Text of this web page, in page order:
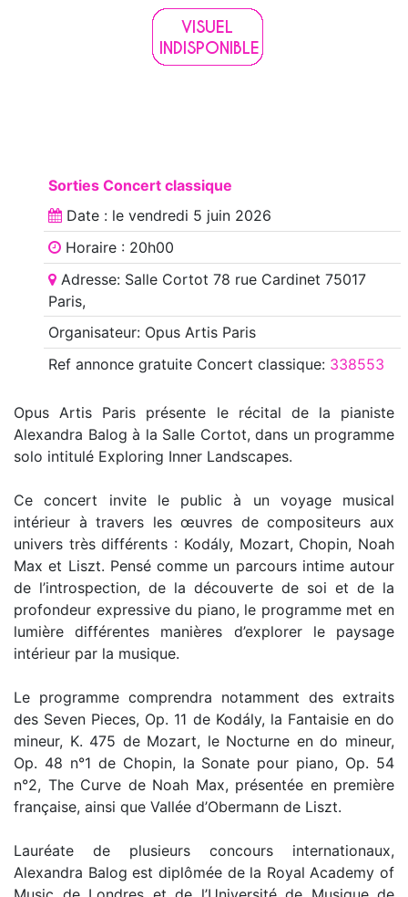
Sorties Concert classique
Date : le vendredi 5 juin 2026
Horaire : 20h00
Adresse: Salle Cortot 78 rue Cardinet 75017
Paris,
Organisateur: Opus Artis Paris
Ref annoncegratuite Concert classique: 338553
Opus Artis Paris présente le récital de la pianiste
Alexandra Balog à la Salle Cortot, dans un programme
solo intitulé Exploring Inner Landscapes.
Ce concert invite le public à un voyage musical
intérieur à travers les œuvres de compositeurs aux
univers très différents : Kodály, Mozart, Chopin, Noah
Max et Liszt. Pensé comme un parcours intime autour
de l’introspection, de la découverte de soi et de la
profondeur expressive du piano, le programme met en
lumière différentes manières d’explorer le paysage
intérieur par la musique.
Le programme comprendra notamment des extraits
des Seven Pieces, Op. 11 de Kodály, la Fantaisie en do
mineur, K. 475 de Mozart, le Nocturne en do mineur,
Op. 48 n°1 de Chopin, la Sonate pour piano, Op. 54
n°2, The Curve de Noah Max, présentée en première
française, ainsi que Vallée d’Obermann de Liszt.
Lauréate de plusieurs concours internationaux,
Alexandra Balog est diplômée de la Royal Academy of